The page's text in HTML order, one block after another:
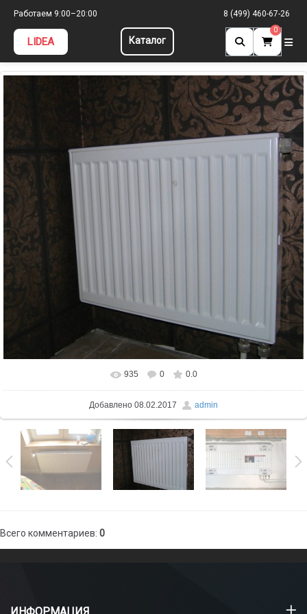
Работаем 9:00–20:00 8 (499) 460-67-26
LIDEA Каталог
0
» 93605294
93605294
В реальном размере 1600x1515
935 0 0.0
Добавлено 08.02.2017 admin
Всего комментариев: 0